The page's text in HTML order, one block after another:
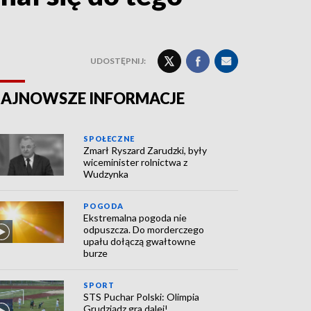
UDOSTĘPNIJ:
INFORMACJE
SPOŁECZNE
Zmarł Ryszard Zarudzki, były
wiceminister rolnictwa z
Wudzynka
POGODA
Ekstremalna pogoda nie
odpuszcza. Do morderczego
upału dołączą gwałtowne
burze
SPORT
STS Puchar Polski: Olimpia
Grudziądz gra dalej!